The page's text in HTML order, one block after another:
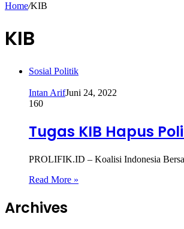
Home/KIB
KIB
Sosial Politik
Intan ArifJuni 24, 2022
160
Tugas KIB Hapus
PROLIFIK.ID – Koalisi Indonesia
Read More »
Archives